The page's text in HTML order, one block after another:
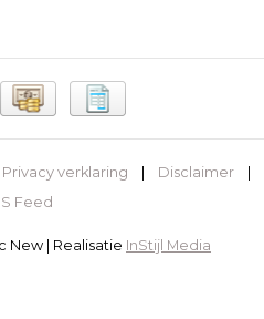
Privacy verklaring Disclaimer
Feed
New | Realisatie InStijl Media